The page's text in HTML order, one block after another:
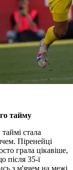
тайму
стала
Піренейці
грала цікавіше,
після 35-ї